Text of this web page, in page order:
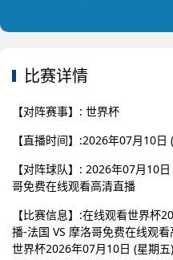
比赛详情
【对阵赛事】: 世界杯
【直播时间】:2026年07月10日
【对阵球队】: 2026年07月10
哥免费在线观看高清直播
【比赛信息】:在线观看世界杯
播-法国 VS 摩洛哥免费在线观
世界杯2026年07月10日 (星期